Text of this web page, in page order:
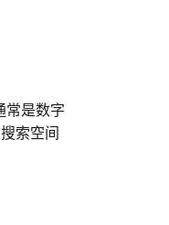
常是数字
索空间